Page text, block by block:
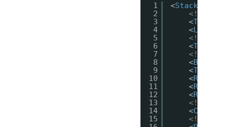
1
2
3
4
5
6
7
8
9
10
11
12
13
14
15
<StackPanel
<!--문자
<
<Label
<!--사용
<TextBox
<!--버튼
<Button
<
<
<
<
<!--체크
<
<!--프로